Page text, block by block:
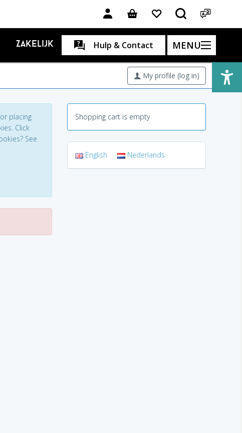
Zakelijk Hulp & Contact MENU